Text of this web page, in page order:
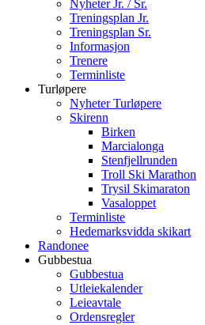
Nyheter Jr. / Sr.
Treningsplan Jr.
Treningsplan Sr.
Informasjon
Trenere
Terminliste
Turløpere
Nyheter Turløpere
Skirenn
Birken
Marcialonga
Stenfjellrunden
Troll Ski Marathon
Trysil Skimaraton
Vasaloppet
Terminliste
Hedemarksvidda skikart
Randonee
Gubbestua
Gubbestua
Utleiekalender
Leieavtale
Ordensregler